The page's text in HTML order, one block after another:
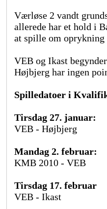
Værløse 2 vandt
allerede har et hold i
at spille om
VEB og Ikast
Højbjerg har ingen
Spilledatoer i
Tirsdag 27. januar:
VEB - Højbjerg
Mandag 2. februar:
KMB 2010 - VEB
Tirsdag 17. februar
VEB - Ikast